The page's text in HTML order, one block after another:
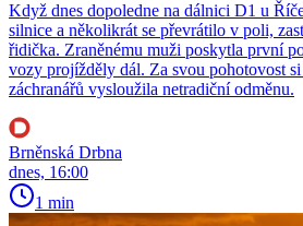
Když dnes dopoledne na dálnici D1 u
silnice a několikrát se převrátilo v poli,
řidička. Zraněnému muži poskytla první
vozy projížděly dál. Za svou pohotovost
záchranářů vysloužila netradiční odměnu.
Brněnská Drbna
dnes, 16:00
1 min